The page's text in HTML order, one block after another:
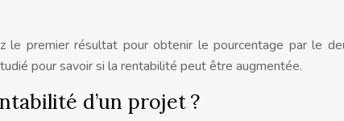
le premier résultat pour obtenir le pourcentage par le
pour savoir si la rentabilité peut être augmentée.
d’un projet ?